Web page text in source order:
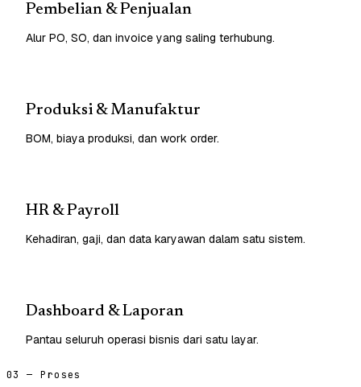
Pembelian & Penjualan
Alur PO, SO, dan invoice yang saling terhubung.
Produksi & Manufaktur
BOM, biaya produksi, dan work order.
HR & Payroll
Kehadiran, gaji, dan data karyawan dalam satu sistem.
Dashboard & Laporan
Pantau seluruh operasi bisnis dari satu layar.
03 — Proses